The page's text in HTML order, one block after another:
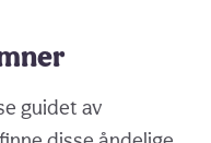
guidet av